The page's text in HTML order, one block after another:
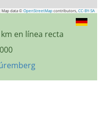
Map data © OpenStreetMap contributors, CC-BY-SA
en línea recta